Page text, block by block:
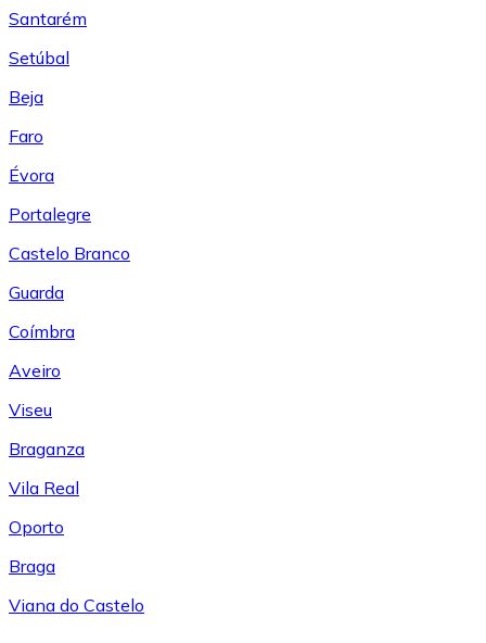
Santarém
Setúbal
Beja
Faro
Évora
Portalegre
Castelo Branco
Guarda
Coímbra
Aveiro
Viseu
Braganza
Vila Real
Oporto
Braga
Viana do Castelo